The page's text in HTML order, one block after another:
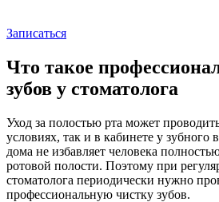
Записаться
Что такое
зубов у стоматолога
Уход за полостью рта может
условиях, так и в кабинете у зубного
дома не избавляет человека
ротовой полости. Поэтому при
стоматолога периодически нужно
профессиональную чистку зубов.